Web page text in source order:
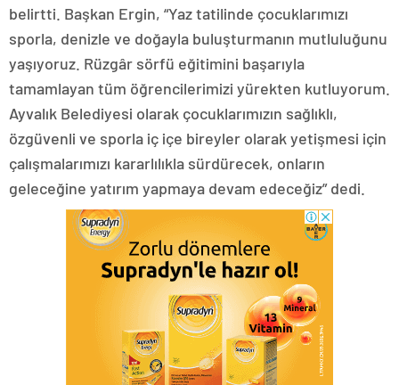
belirtti. Başkan Ergin, “Yaz tatilinde çocuklarımızı
sporla, denizle ve doğayla buluşturmanın mutluluğunu
yaşıyoruz. Rüzgâr sörfü eğitimini başarıyla
tamamlayan tüm öğrencilerimizi yürekten kutluyorum.
Ayvalık Belediyesi olarak çocuklarımızın sağlıklı,
özgüvenli ve sporla iç içe bireyler olarak yetişmesi için
çalışmalarımızı kararlılıkla sürdürecek, onların
geleceğine yatırım yapmaya devam edeceğiz” dedi.